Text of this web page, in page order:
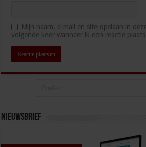
Mijn naam, e-mail en site opslaan in
volgende keer wanneer ik een reactie plaats.
Nieuwsbrief